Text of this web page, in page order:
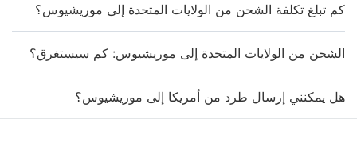
كم تبلغ تكلفة الشحن من الولايات المتحدة إلى موريشيوس؟
الشحن من الولايات المتحدة إلى موريشيوس: كم سيستغرق؟
هل يمكنني إرسال طرد من أمريكا إلى موريشيوس؟